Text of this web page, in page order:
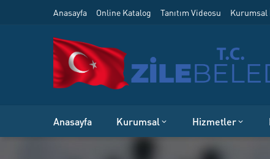
Anasayfa Online Katalog Tanıtım Videosu
Anasayfa Kurumsal Hizmetler